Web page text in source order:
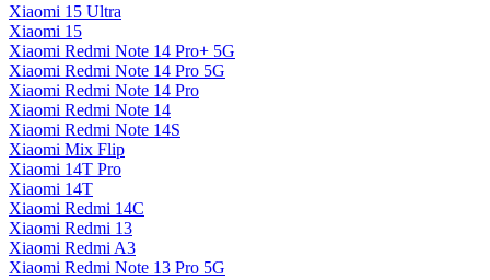
Xiaomi 15 Ultra
Xiaomi 15
Xiaomi Redmi Note 14 Pro+ 5G
Xiaomi Redmi Note 14 Pro 5G
Xiaomi Redmi Note 14 Pro
Xiaomi Redmi Note 14
Xiaomi Redmi Note 14S
Xiaomi Mix Flip
Xiaomi 14T Pro
Xiaomi 14T
Xiaomi Redmi 14C
Xiaomi Redmi 13
Xiaomi Redmi A3
Xiaomi Redmi Note 13 Pro 5G